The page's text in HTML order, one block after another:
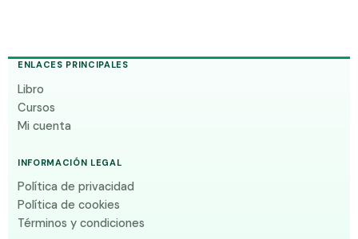
ENLACES PRINCIPALES
Libro
Cursos
Mi cuenta
INFORMACIÓN LEGAL
Política de privacidad
Política de cookies
Términos y condiciones